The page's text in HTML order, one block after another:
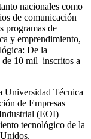
nacionales como
de comunicación
programas de
y emprendimiento,
De la
de 10 mil inscritos a
Universidad Técnica
de Empresas
(EOI)
tecnológico de la